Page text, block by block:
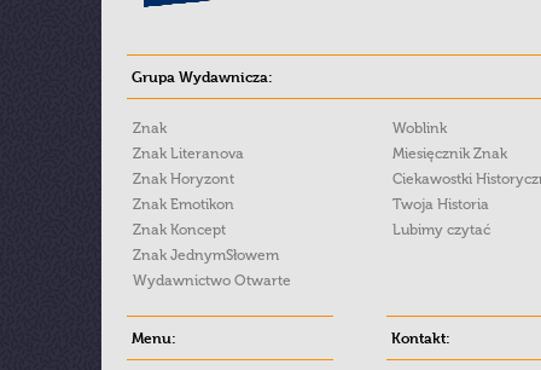
Grupa Wydawnicza:
Znak
Znak Literanova
Znak Horyzont
Znak Emotikon
Znak Koncept
Znak JednymSłowem
Wydawnictwo Otwarte
Woblink
Miesięcznik Znak
Ciekawostki
Twoja Historia
Lubimy czytać
Menu: Kontakt: